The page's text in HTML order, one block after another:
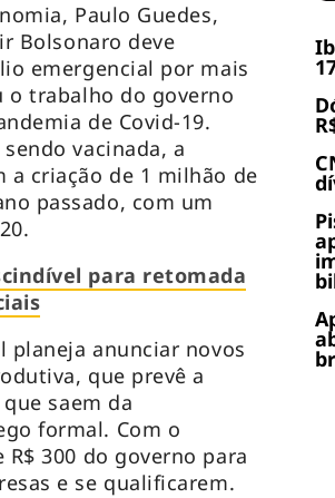
Paulo Guedes,
Bolsonaro deve
emergencial por mais
o trabalho do governo
de Covid-19.
vacinada, a
a criação de 1 milhão de
passado, com um
para retomada
planeja anunciar novos
que prevê a
saem da
formal. Com o
300 do governo para
e se qualificarem.